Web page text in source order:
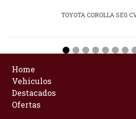
TOYOTA COROLLA SEG
Home
Vehículos
Destacados
Ofertas